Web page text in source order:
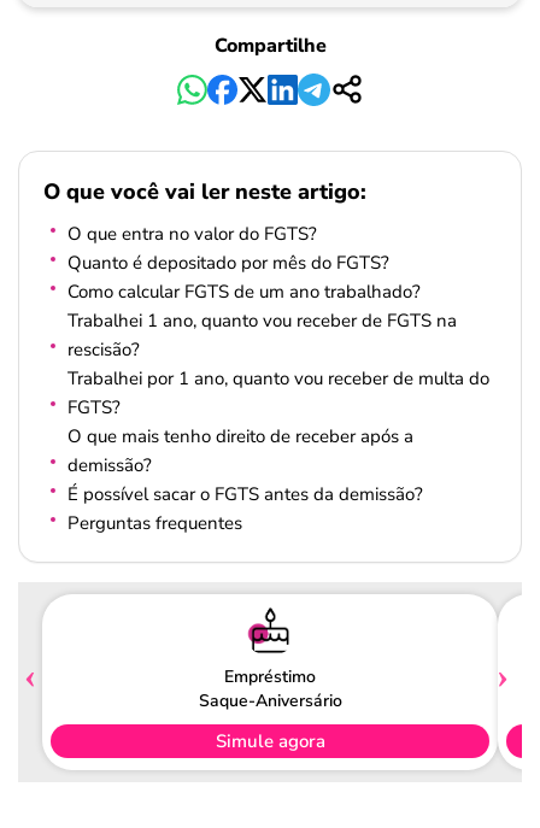
Compartilhe
O que você vai ler neste artigo:
O que entra no valor do FGTS?
Quanto é depositado por mês do FGTS?
Como calcular FGTS de um ano trabalhado?
Trabalhei 1 ano, quanto vou receber de FGTS na
rescisão?
Trabalhei por 1 ano, quanto vou receber de multa do
FGTS?
O que mais tenho direito de receber após a
demissão?
É possível sacar o FGTS antes da demissão?
Perguntas frequentes
Empréstimo
Saque-Aniversário
Simule agora